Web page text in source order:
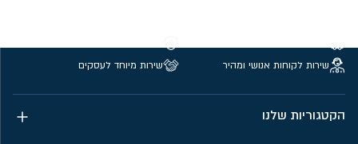
שירות לקוחות אנושי ומהיר
שירות מיוחד לעסקים
הקטגוריות שלנו